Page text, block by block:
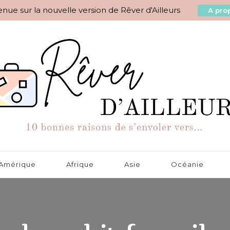
sur la nouvelle version de Rêver d'Ailleurs A
de s'envoler vers…
Afrique Asie Océanie